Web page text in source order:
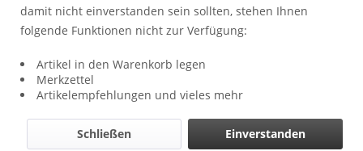
Service Hotline
damit nicht einverstanden sein sollten, stehen Ihnen
folgende Funktionen nicht zur Verfügung:
Artikel in den Warenkorb legen
Merkzettel
Artikelempfehlungen und vieles mehr
Einverstanden
Schließen